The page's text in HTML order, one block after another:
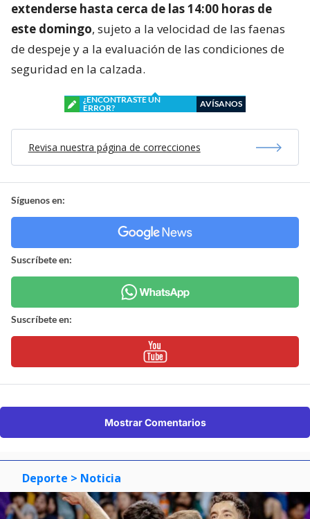
extenderse hasta cerca de las 14:00 horas de
este domingo, sujeto a la velocidad de las faenas
de despeje y a la evaluación de las condiciones de
seguridad en la calzada.
¿ENCONTRASTE UN
ERROR?
AVÍSANOS
Revisa nuestra página de correcciones
Síguenos en:
Suscríbete en:
Suscríbete en:
Mostrar Comentarios
Deporte > Noticia